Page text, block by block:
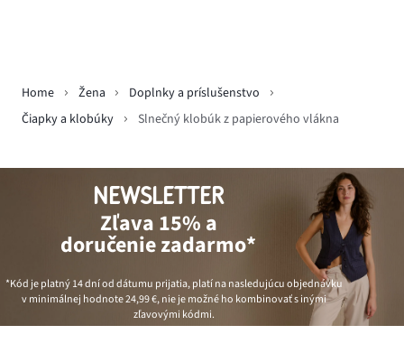
Home Žena
Doplnky a príslušenstvo
Čiapky a klobúky
Slnečný klobúk z papierového vlákna
NEWSLETTER
Zľava 15% a
doručenie zadarmo*
*Kód je platný 14 dní od dátumu prijatia, platí na nasledujúcu objednávku
v minimálnej hodnote24,99 €, nie je možné ho kombinovať s inými
zľavovými kódmi.